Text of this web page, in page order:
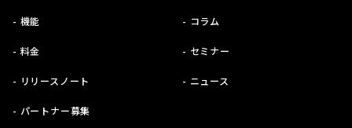
- 機能
- 料金
- リリースノート
- パートナー募集
- コラム
- セミナー
- ニュース